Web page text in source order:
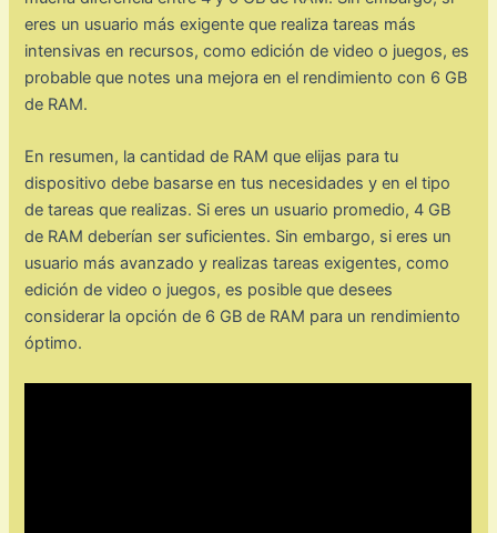
eres un usuario más exigente que realiza tareas más
intensivas en recursos, como edición de video o juegos, es
probable que notes una mejora en el rendimiento con 6 GB
de RAM.
En resumen, la cantidad de RAM que elijas para tu
dispositivo debe basarse en tus necesidades y en el tipo
de tareas que realizas. Si eres un usuario promedio, 4 GB
de RAM deberían ser suficientes. Sin embargo, si eres un
usuario más avanzado y realizas tareas exigentes, como
edición de video o juegos, es posible que desees
considerar la opción de 6 GB de RAM para un rendimiento
óptimo.